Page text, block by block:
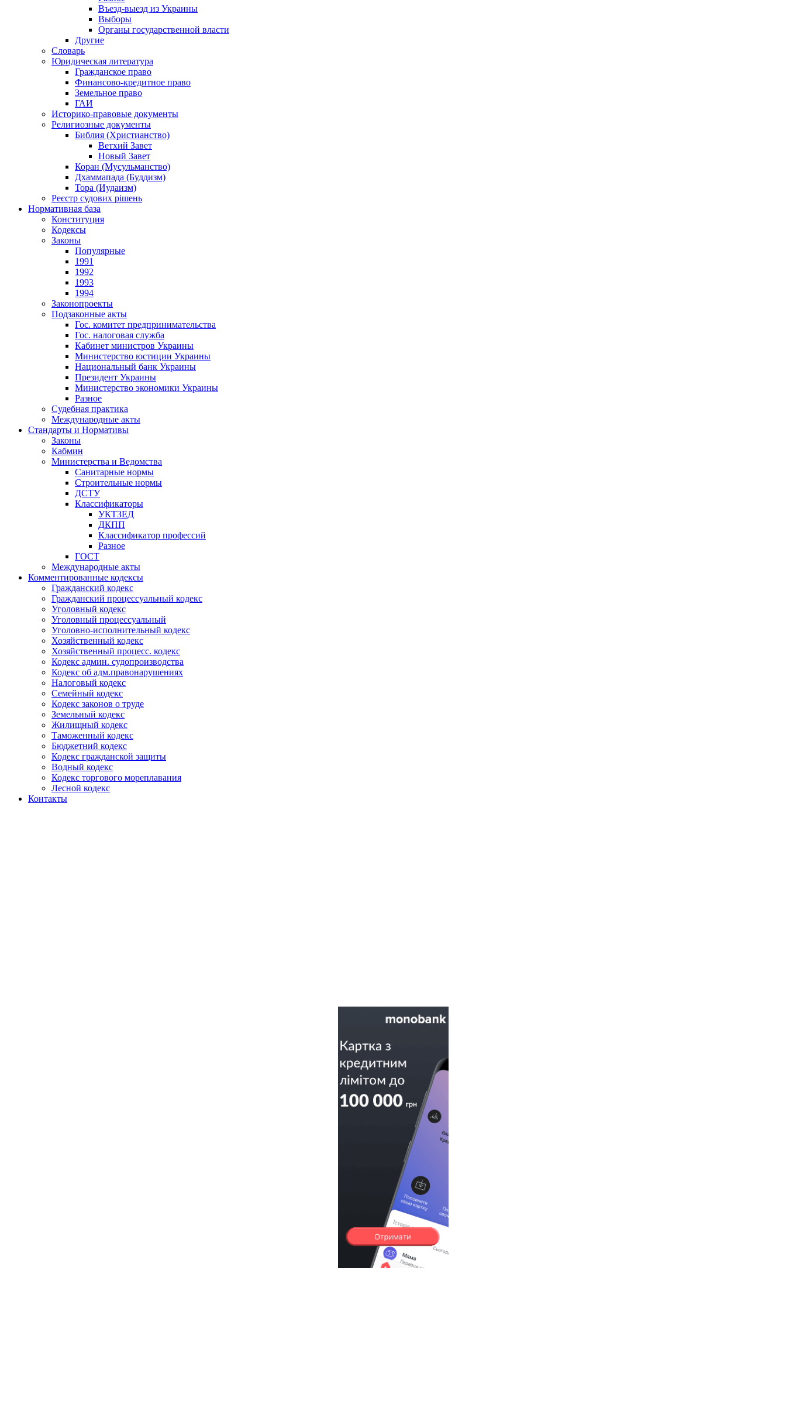
Въезд-выезд из Украины
Выборы
Органы государственной власти
Другие
Словарь
Юридическая литература
Гражданское право
Финансово-кредитное право
Земельное право
ГАИ
Историко-правовые документы
Религиозные документы
Библия (Христианство)
Ветхий Завет
Новый Завет
Коран (Мусульманство)
Дхаммапада (Буддизм)
Тора (Иудаизм)
Реєстр судових рішень
Нормативная база
Конституция
Кодексы
Законы
Популярные
1991
1992
1993
1994
Законопроекты
Подзаконные акты
Гос. комитет предпринимательства
Гос. налоговая служба
Кабинет министров Украины
Министерство юстиции Украины
Национальный банк Украины
Президент Украины
Министерство экономики Украины
Разное
Судебная практика
Международные акты
Стандарты и Нормативы
Законы
Кабмин
Министерства и Ведомства
Санитарные нормы
Строительные нормы
ДСТУ
Классификаторы
УКТЗЕД
ДКПП
Классификатор профессий
Разное
ГОСТ
Международные акты
Комментированные кодексы
Гражданский кодекс
Гражданский процессуальный кодекс
Уголовный кодекс
Уголовный процессуальный
Уголовно-исполнительный кодекс
Хозяйственный кодекс
Хозяйственный процесс. кодекс
Кодекс админ. судопроизводства
Кодекс об адм.правонарушениях
Налоговый кодекс
Семейный кодекс
Кодекс законов о труде
Земельный кодекс
Жилищный кодекс
Таможенный кодекс
Бюджетний кодекс
Кодекс гражданской защиты
Водный кодекс
Кодекс торгового мореплавания
Лесной кодекс
Контакты